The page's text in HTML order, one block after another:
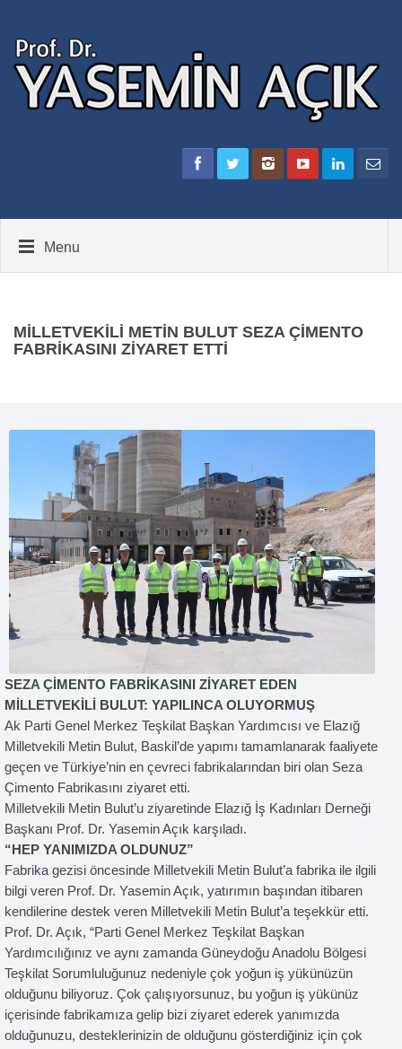
Menu
MILLETVEKILI METIN BULUT SEZA ÇIMENTO
FABRIKASINI ZIYARET ETTI
SEZA ÇİMENTO FABRİKASINI ZİYARET EDEN
MİLLETVEKİLİ BULUT: YAPILINCA OLUYORMUŞ
Ak Parti Genel Merkez Teşkilat Başkan Yardımcısı ve Elazığ
Milletvekili Metin Bulut, Baskil’de yapımı tamamlanarak faaliyete
geçen ve Türkiye’nin en çevreci fabrikalarından biri olan Seza
Çimento Fabrikasını ziyaret etti.
Milletvekili Metin Bulut’u ziyaretinde Elazığ İş Kadınları Derneği
Başkanı Prof. Dr. Yasemin Açık karşıladı.
“HEP YANIMIZDA OLDUNUZ”
Fabrika gezisi öncesinde Milletvekili Metin Bulut’a fabrika ile ilgili
bilgi veren Prof. Dr. Yasemin Açık, yatırımın başından itibaren
kendilerine destek veren Milletvekili Metin Bulut’a teşekkür etti.
Prof. Dr. Açık, “Parti Genel Merkez Teşkilat Başkan
Yardımcılığınız ve aynı zamanda Güneydoğu Anadolu Bölgesi
Teşkilat Sorumluluğunuz nedeniyle çok yoğun iş yükünüzün
olduğunu biliyoruz. Çok çalışıyorsunuz, bu yoğun iş yükünüz
içerisinde fabrikamıza gelip bizi ziyaret ederek yanımızda
olduğunuzu, desteklerinizin de olduğunu gösterdiğiniz için çok